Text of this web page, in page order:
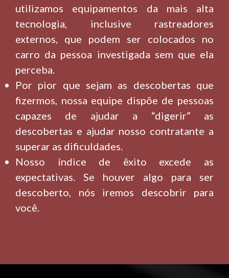
utilizamos equipamentos da mais alta
tecnologia, inclusive rastreadores
externos, que podem ser colocados no
carro da pessoa investigada sem que ela
perceba.
Por pior que sejam as descobertas que
fizermos, nossa equipe dispõe de pessoas
capazes de ajudar a “digerir” as
descobertas e ajudar nosso contratante a
superar as dificuldades.
Nosso índice de êxito excede as
expectativas. Se houver algo para ser
descoberto, nós iremos descobrir para
você.